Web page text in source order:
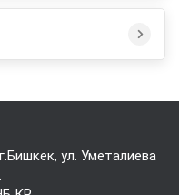
ул. Уметалиева
.